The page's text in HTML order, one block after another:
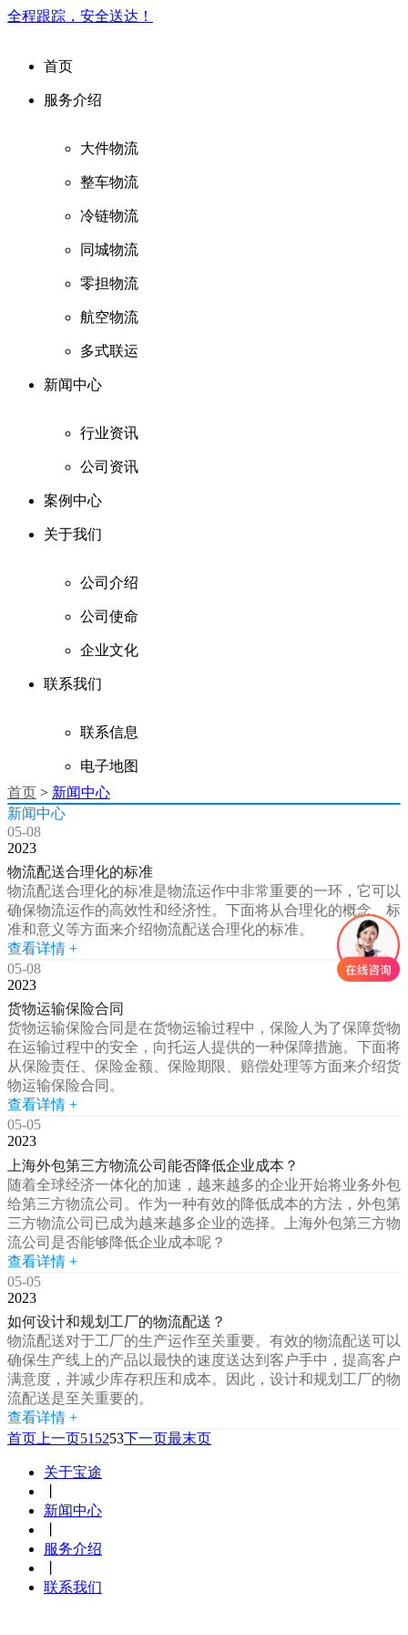
全程跟踪，安全送达！
首页
服务介绍
大件物流
整车物流
冷链物流
同城物流
零担物流
航空物流
多式联运
新闻中心
行业资讯
公司资讯
案例中心
关于我们
公司介绍
公司使命
企业文化
联系我们
联系信息
电子地图
首页 > 新闻中心
新闻中心
05-08
2023
物流配送合理化的标准
物流配送合理化的标准是物流运作中非常重要的一环，它可以
确保物流运作的高效性和经济性。下面将从合理化的概念、标
准和意义等方面来介绍物流配送合理化的标准。
查看详情 +
05-08
2023
货物运输保险合同
货物运输保险合同是在货物运输过程中，保险人为了保障货物
在运输过程中的安全，向托运人提供的一种保障措施。下面将
从保险责任、保险金额、保险期限、赔偿处理等方面来介绍货
物运输保险合同。
查看详情 +
05-05
2023
上海外包第三方物流公司能否降低企业成本？
随着全球经济一体化的加速，越来越多的企业开始将业务外包
给第三方物流公司。作为一种有效的降低成本的方法，外包第
三方物流公司已成为越来越多企业的选择。上海外包第三方物
流公司是否能够降低企业成本呢？
查看详情 +
05-05
2023
如何设计和规划工厂的物流配送？
物流配送对于工厂的生产运作至关重要。有效的物流配送可以
确保生产线上的产品以最快的速度送达到客户手中，提高客户
满意度，并减少库存积压和成本。因此，设计和规划工厂的物
流配送是至关重要的。
查看详情 +
首页 上一页51 5253下一页最末页
关于宝途
新闻中心
服务介绍
联系我们